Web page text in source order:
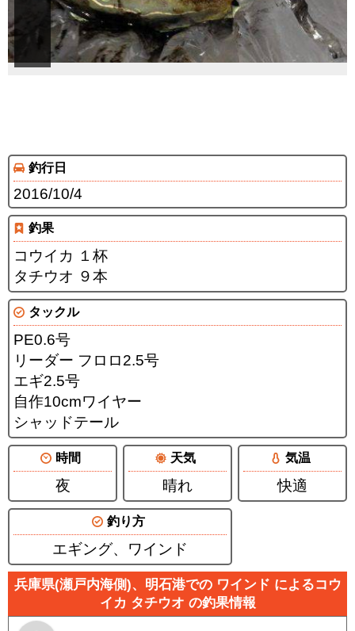
釣行日
2016/10/4
釣果
コウイカ １杯
タチウオ ９本
タックル
PE0.6号
リーダー フロロ2.5号
エギ2.5号
自作10cmワイヤー
シャッドテール
時間
夜
天気
晴れ
気温
快適
釣り方
エギング、ワインド
兵庫県(瀬戸内海側)、明石港での ワインド によるコウ
イカ タチウオ の釣果情報